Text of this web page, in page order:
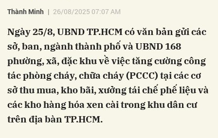
Thành Minh 26/08/2025 07:07 AM
Ngày 25/8, UBND TP.HCM có văn bản gửi các
sở, ban, ngành thành phố và UBND 168
phường, xã, đặc khu về việc tăng cường công
tác phòng cháy, chữa cháy (PCCC) tại các cơ
sở thu mua, kho bãi, xưởng tái chế phế liệu và
các kho hàng hóa xen cài trong khu dân cư
trên địa bàn TP.HCM.